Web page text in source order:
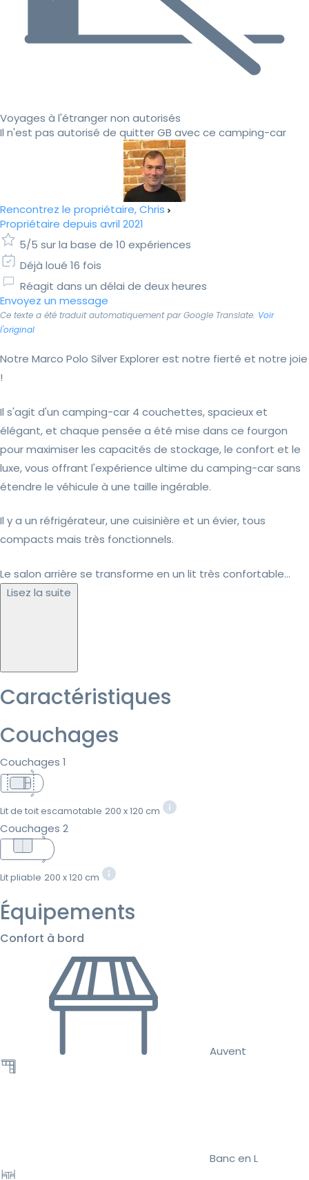
Voyages à l'étranger non autorisés
Il n'est pas autorisé de quitter GB avec ce camping-car
Rencontrez le propriétaire, Chris
Propriétaire depuis avril 2021
5/5 sur la base de 10 expériences
Déjà loué 16 fois
Réagit dans un délai de deux heures
Envoyez un message
Ce texte a été traduit automatiquement par Google Translate. Voir
l'original
Notre Marco Polo Silver Explorer est notre fierté et notre joie
!
Il s'agit d'un camping-car 4 couchettes, spacieux et
élégant, et chaque pensée a été mise dans ce fourgon
pour maximiser les capacités de stockage, le confort et le
luxe, vous offrant l'expérience ultime du camping-car sans
étendre le véhicule à une taille ingérable.
Il y a un réfrigérateur, une cuisinière et un évier, tous
compacts mais très fonctionnels.
Le salon arrière se transforme en un lit très confortable...
Lisez la suite
Caractéristiques
Couchages
Couchages 1
Lit de toit escamotable 200 x 120 cm
Couchages 2
Lit pliable 200 x 120 cm
Équipements
Confort à bord
Auvent
Banc en L